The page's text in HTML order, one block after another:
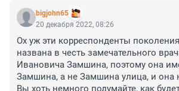
bigjohn65
20 декабря 2022, 08:26
Ох уж эти корреспонденты
названа в честь замечательного
Ивановича Замшина, поэтому она
Замшина, а не Замшина улица, и она
Вы хоть немного подумайте, как